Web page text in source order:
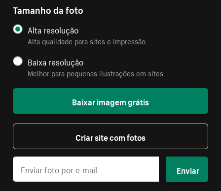
Tamanho da foto
Alta resolução
Alta qualidade para sites e impressão
Baixa resolução
Melhor para pequenas ilustrações em sites
Baixar imagem grátis
Criar site com fotos
Enviar